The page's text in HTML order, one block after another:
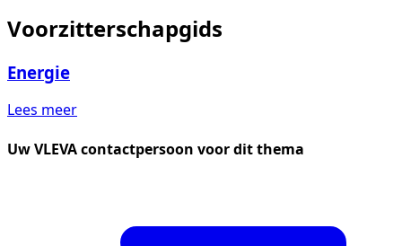
Voorzitterschapgids
Energie
Lees meer
Uw VLEVA contactpersoon voor dit thema